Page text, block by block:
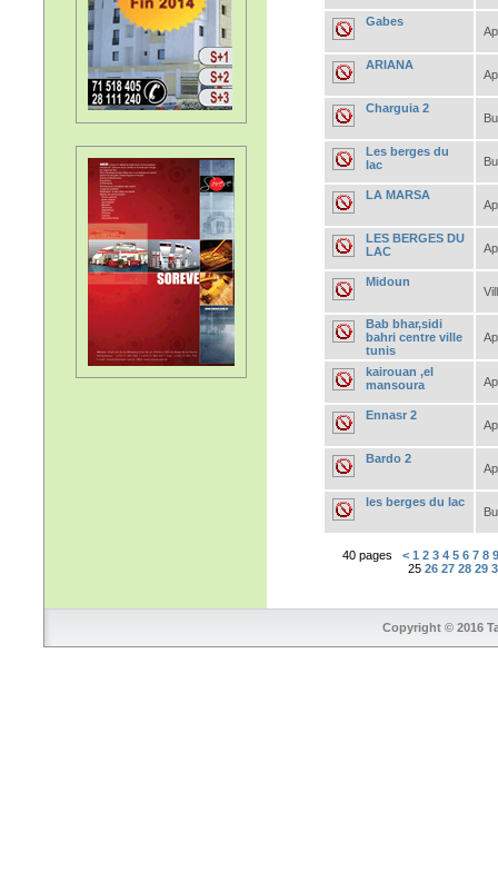
Gabes
ARIANA
Charguia 2
Les berges du
lac
LA MARSA
LES BERGES DU
LAC
Midoun
Bab bhar,sidi
bahri centre ville
tunis
kairouan ,el
mansoura
Ennasr 2
Bardo 2
les berges du lac
40 pages < 1 2 3 4 5 6 7 8
25 26 27 28 29
Copyright © 2016